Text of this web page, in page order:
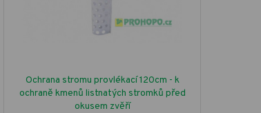
Ochrana stromu provlékací 120cm - k
ochraně kmenů listnatých stromků před
okusem zvěří